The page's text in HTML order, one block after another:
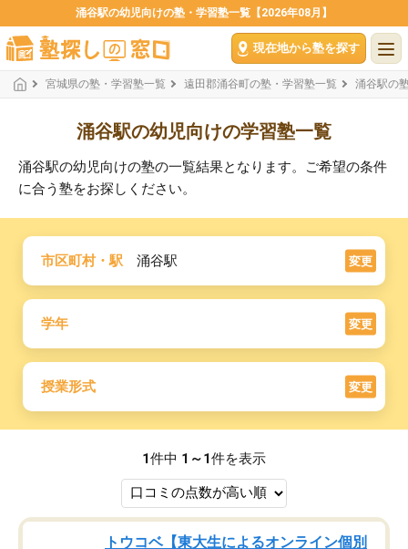
涌谷駅の幼児向けの塾・学習塾一覧【2026年08月】
現在地から塾を探す
宮城県の塾・学習塾一覧 遠田郡涌谷町の塾・学習塾一覧 涌谷駅の
涌谷駅の幼児向けの学習塾一覧
涌谷駅の幼児向けの塾の一覧結果となります。ご希望の条件
に合う塾をお探しください。
市区町村・駅 涌谷駅 変更
学年 変更
授業形式 変更
1件中 1～1件を表示
トウコベ【東大生によるオンライン個別